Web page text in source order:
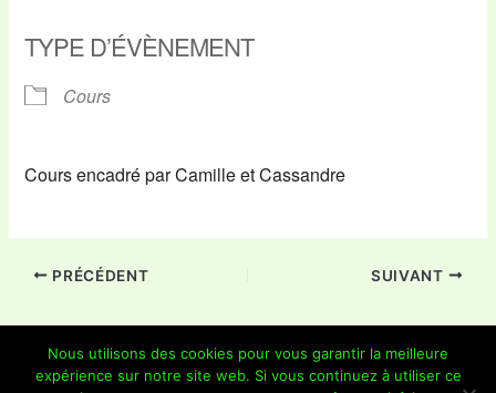
TYPE D’ÉVÈNEMENT
Cours
Cours encadré par Camille et Cassandre
PRÉCÉDENT SUIVANT
Nous utilisons des cookies pour vous garantir la meilleure
expérience sur notre site web. Si vous continuez à utiliser ce